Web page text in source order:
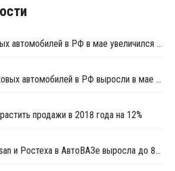
Рынок новых легковых автомобилей в РФ в мае увеличился на 13,5%
Продажи новых легковых автомобилей в РФ выросли в мае на 18%
продажи в 2018 года на 12%
Доля СП Renault-Nissan и Ростеха в АвтоВАЗе выросла до 83,5%